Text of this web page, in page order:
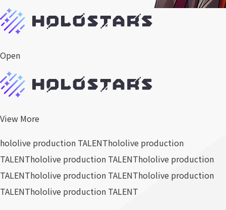
Open
View More
hololive production TALENThololive production
TALENThololive production TALENThololive production
TALENThololive production TALENThololive production
TALENThololive production TALENT